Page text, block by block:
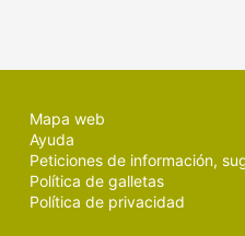
Mapa web
Ayuda
Peticiones de información,
Política de galletas
Política de privacidad